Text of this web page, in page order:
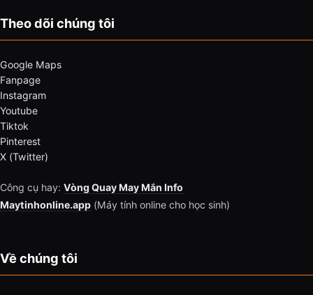
Theo dõi chúng tôi
Google Maps
Fanpage
Instagram
Youtube
Tiktok
Pinterest
X (Twitter)
Công cụ hay: Vòng Quay May Mắn Info
Maytinhonline.app (Máy tính online cho học sinh)
Về chúng tôi